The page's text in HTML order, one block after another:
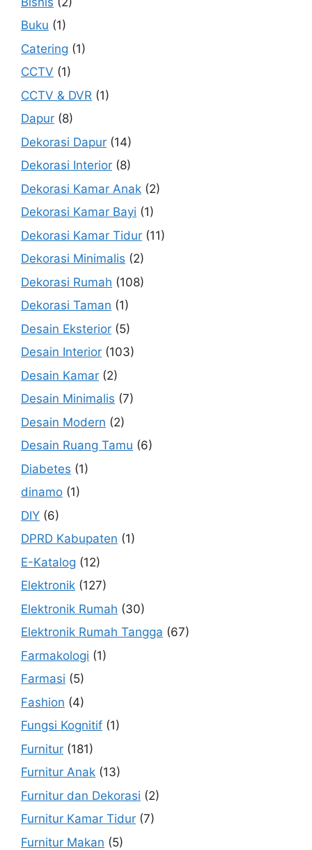
Buku (1)
Catering (1)
CCTV (1)
CCTV & DVR (1)
Dapur (8)
Dekorasi Dapur (14)
Dekorasi Interior (8)
Dekorasi Kamar Anak (2)
Dekorasi Kamar Bayi (1)
Dekorasi Kamar Tidur (11)
Dekorasi Minimalis (2)
Dekorasi Rumah (108)
Dekorasi Taman (1)
Desain Eksterior (5)
Desain Interior (103)
Desain Kamar (2)
Desain Minimalis (7)
Desain Modern (2)
Desain Ruang Tamu (6)
Diabetes (1)
dinamo (1)
DIY (6)
DPRD Kabupaten (1)
E-Katalog (12)
Elektronik (127)
Elektronik Rumah (30)
Elektronik Rumah Tangga (67)
Farmakologi (1)
Farmasi (5)
Fashion (4)
Fungsi Kognitif (1)
Furnitur (181)
Furnitur Anak (13)
Furnitur dan Dekorasi (2)
Furnitur Kamar Tidur (7)
Furnitur Makan (5)